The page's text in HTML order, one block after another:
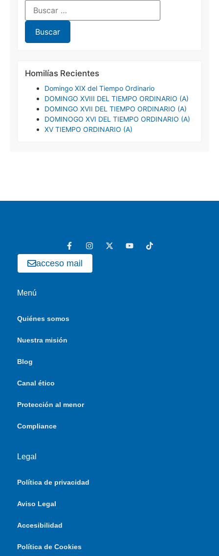
Homilías Recientes
Domingo XIX del Tiempo Ordinario
DOMINGO XVIII DEL TIEMPO ORDINARIO (A)
DOMINGO XVII DEL TIEMPO ORDINARIO (A)
DOMINOGO XVI DEL TIEMPO ORDINARIO (A)
XV TIEMPO ORDINARIO (A)
acceso mail
Menú
Quiénes somos
Nuestra misión
Blog
Canal ético
Protección al menor
Compliance
Legal
Política de privacidad
Aviso Legal
Accesibilidad
Política de Cookies